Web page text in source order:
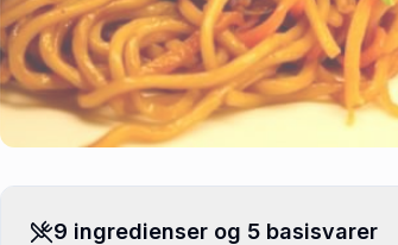
9 ingredienser og 5 basisvarer